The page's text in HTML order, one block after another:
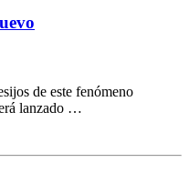
de este fenómeno
lanzado …